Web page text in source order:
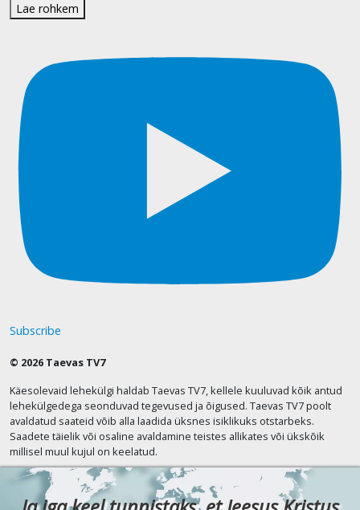
Lae rohkem
Subscribe
© 2026 Taevas TV7
Käesolevaid lehekülgi haldab Taevas TV7, kellele kuuluvad kõik antud
lehekülgedega seonduvad tegevused ja õigused. Taevas TV7 poolt
avaldatud saateid võib alla laadida üksnes isiklikuks otstarbeks.
Saadete täielik või osaline avaldamine teistes allikates või ükskõik
millisel muul kujul on keelatud.